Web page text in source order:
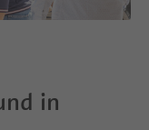
in